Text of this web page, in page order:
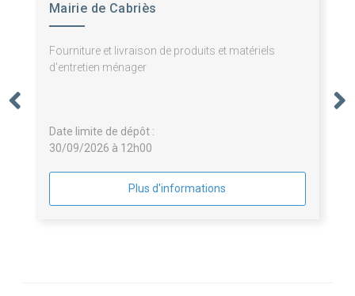
Mairie de Cabriès
Fourniture et livraison de produits et matériels
d'entretien ménager
Date limite de dépôt :
30/09/2026 à 12h00
Plus d'informations